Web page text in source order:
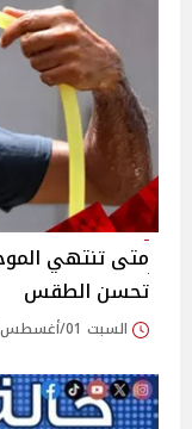
متى تنتهي
تحسن الطقس
السبت 01/أغسطس/2026 - 11:57 م